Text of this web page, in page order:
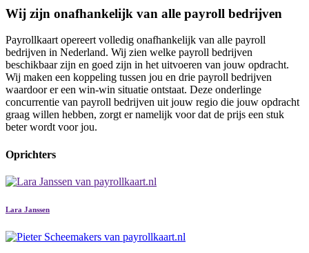
Wij zijn onafhankelijk van alle payroll bedrijven
Payrollkaart opereert volledig onafhankelijk van alle payroll
bedrijven in Nederland. Wij zien welke payroll bedrijven
beschikbaar zijn en goed zijn in het uitvoeren van jouw opdracht.
Wij maken een koppeling tussen jou en drie payroll bedrijven
waardoor er een win-win situatie ontstaat. Deze onderlinge
concurrentie van payroll bedrijven uit jouw regio die jouw opdracht
graag willen hebben, zorgt er namelijk voor dat de prijs een stuk
beter wordt voor jou.
Oprichters
Lara Janssen